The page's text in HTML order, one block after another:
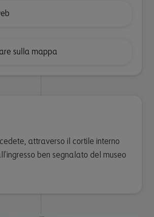
sulla mappa
attraverso il cortile interno
ben segnalato del museo